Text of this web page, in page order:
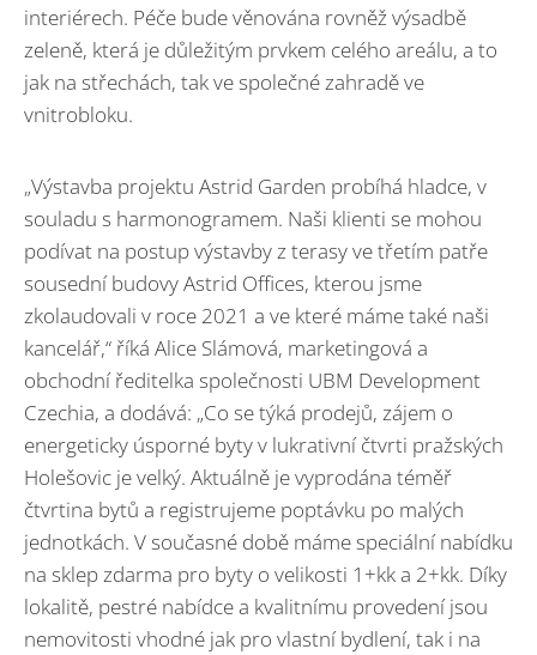
interiérech. Péče bude věnována rovněž výsadbě
zeleně, která je důležitým prvkem celého areálu, a to
jak na střechách, tak ve společné zahradě ve
vnitrobloku.
„Výstavba projektu Astrid Garden probíhá hladce, v
souladu s harmonogramem. Naši klienti se mohou
podívat na postup výstavby z terasy ve třetím patře
sousední budovy Astrid Offices, kterou jsme
zkolaudovali v roce 2021 a ve které máme také naši
kancelář,“ říká Alice Slámová, marketingová a
obchodní ředitelka společnosti UBM Development
Czechia, a dodává: „Co se týká prodejů, zájem o
energeticky úsporné byty v lukrativní čtvrti pražských
Holešovic je velký. Aktuálně je vyprodána téměř
čtvrtina bytů a registrujeme poptávku po malých
jednotkách. V současné době máme speciální nabídku
na sklep zdarma pro byty o velikosti 1+kk a 2+kk. Díky
lokalitě, pestré nabídce a kvalitnímu provedení jsou
nemovitosti vhodné jak pro vlastní bydlení, tak i na